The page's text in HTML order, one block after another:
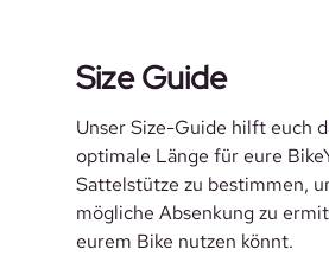
Size Guide
Unser Size-Guide hilft euch
optimale Länge für eure
Sattelstütze zu bestimmen,
mögliche Absenkung zu
eurem Bike nutzen könnt.